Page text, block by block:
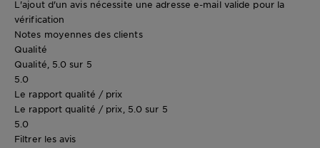
L'ajout d'un avis nécessite une adresse e-mail valide pour la
vérification
Notes moyennes des clients
Qualité
Qualité, 5.0 sur 5
5.0
Le rapport qualité / prix
Le rapport qualité / prix, 5.0 sur 5
5.0
Filtrer les avis